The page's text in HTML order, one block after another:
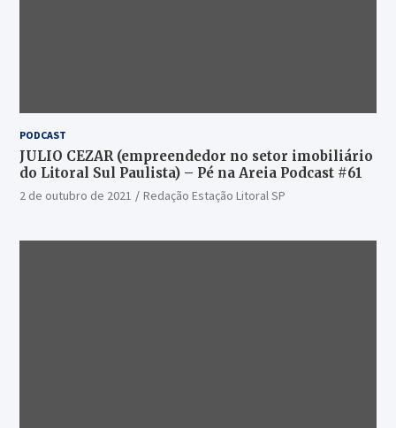
PODCAST
JULIO CEZAR (empreendedor no setor imobiliário
do Litoral Sul Paulista) – Pé na Areia Podcast #61
2 de outubro de 2021 Redação Estação Litoral SP